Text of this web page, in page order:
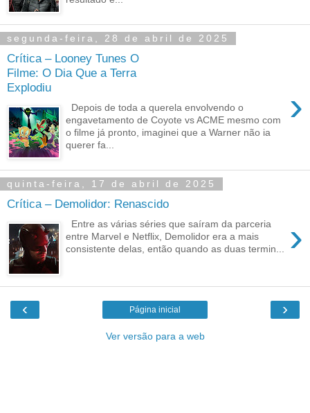
segunda-feira, 28 de abril de 2025
Crítica – Looney Tunes O
Filme: O Dia Que a Terra
Explodiu
›
Depois de toda a querela envolvendo o
engavetamento de Coyote vs ACME mesmo com
o filme já pronto, imaginei que a Warner não ia
querer fa...
quinta-feira, 17 de abril de 2025
Crítica – Demolidor: Renascido
›
Entre as várias séries que saíram da parceria
entre Marvel e Netflix, Demolidor era a mais
consistente delas, então quando as duas termin...
‹ ›
Página inicial
Ver versão para a web